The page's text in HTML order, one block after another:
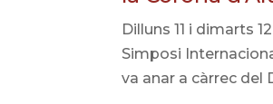
Dilluns 11 i dimarts
Simposi
va anar a càrrec del